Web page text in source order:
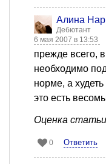
Алина
Дебютант
6 мая 2007 в 13:53
прежде всего,
необходимо
норме, а худеть
это есть
Оценка
0 Ответить